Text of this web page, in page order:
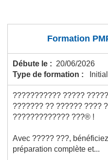
Formation
Débute le : 20/06/2026
Type de formation :
??????????? ?????
??????? ?? ?????? ????
????????????? ???® !
Avec ????? ???,
préparation complète et...